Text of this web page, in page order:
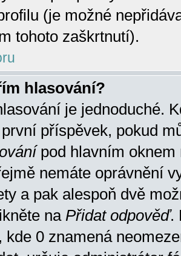
(je možné
tohoto zaškrtnutí).
hlasování?
je jednoduché.
příspěvek, pokud
pod hlavním oknem
nemáte oprávnění
a pak alespoň dvě
na Přidat odpověď.
kde 0 znamená